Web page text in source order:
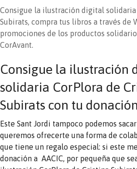
Consigue la ilustración digital
Subirats, compra tus libros a través de
promociones de los productos
CorAvant.
Consigue la ilustración
solidaria CorPlora de
Subirats con tu donación
Este Sant Jordi tampoco podemos
queremos ofrecerte una forma de
que tiene un regalo especial: si este
donación a AACIC, por pequeña que